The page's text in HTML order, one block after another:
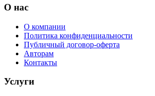
О нас
О компании
Политика конфиденциальности
Публичный договор-оферта
Авторам
Контакты
Услуги